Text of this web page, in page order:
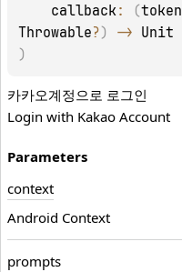
callback: (token
Throwable?) -> Unit
)
카카오계정으로 로그인
Login with Kakao Account
Parameters
context
Android Context
prompts